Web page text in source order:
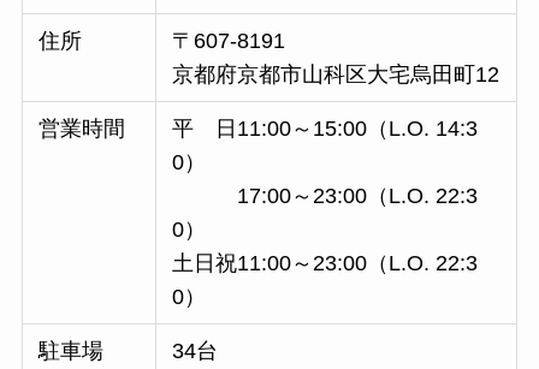
住所
〒607-8191
京都府京都市山科区大宅烏田町12
営業時間
平 日11:00～15:00（L.O. 14:3
0）
17:00～23:00（L.O. 22:3
0）
土日祝11:00～23:00（L.O. 22:3
0）
駐車場 34台